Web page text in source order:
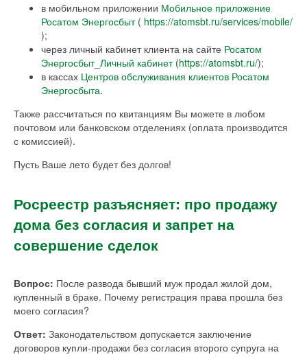
в мобильном приложении Мобильное приложение
Росатом Энергосбыт( https://atomsbt.ru/services/mobile/
);
через личный кабинет клиента на сайте Росатом
Энергосбыт_Личный кабинет(https://atomsbt.ru/);
в кассах Центров обслуживания клиентов Росатом
Энергосбыта.
Также рассчитаться по квитанциям Вы можете в любом
почтовом или банковском отделениях (оплата производится
с комиссией).
Пусть Ваше лето будет без долгов!
Росреестр разъясняет: про продажу
дома без согласия и запрет на
совершение сделок
Вопрос: После развода бывший муж продал жилой дом,
купленный в браке. Почему регистрация права прошла без
моего согласия?
Ответ: Законодательством допускается заключение
договоров купли-продажи без согласия второго супруга на